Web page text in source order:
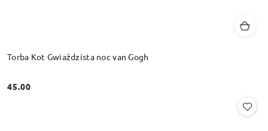
Torba Kot Gwiaździsta noc van Gogh
Cena:
45.00